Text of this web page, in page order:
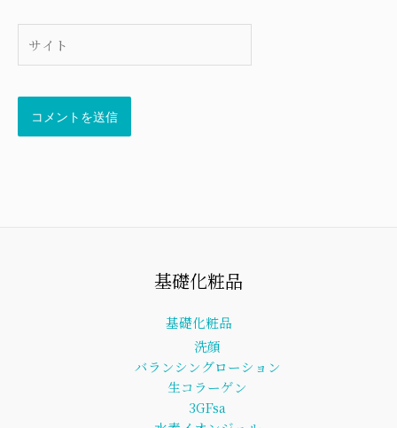
*
基礎化粧品
基礎化粧品
洗顔
バランシングローション
生コラーゲン
3GFsa